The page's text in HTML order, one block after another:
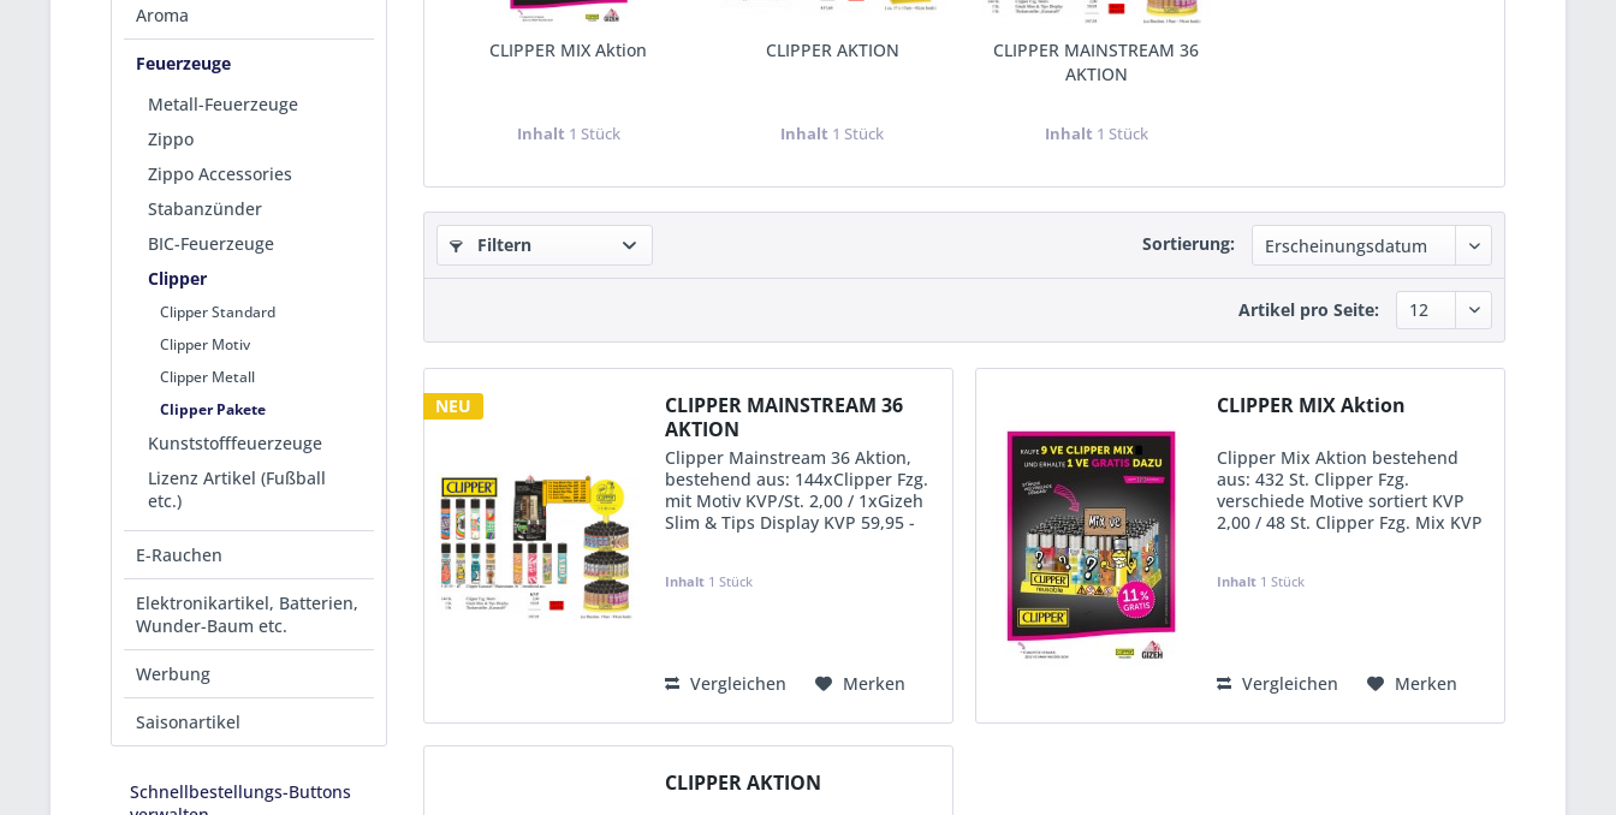
Aroma
Feuerzeuge
Metall-Feuerzeuge
Zippo
Zippo Accessories
Stabanzünder
BIC-Feuerzeuge
Clipper
Clipper Standard
Clipper Motiv
Clipper Metall
Clipper Pakete
Kunststofffeuerzeuge
Lizenz Artikel (Fußball
etc.)
E-Rauchen
Elektronikartikel, Batterien,
Wunder-Baum etc.
Werbung
Saisonartikel
Schnellbestellungs-Buttons
CLIPPER MIX Aktion
Inhalt 1 Stück
CLIPPER AKTION
Inhalt 1 Stück
CLIPPER MAINSTREAM 36
AKTION
Inhalt 1 Stück
Filtern Sortierung:
Artikel pro Seite:
NEU
CLIPPER MAINSTREAM 36
AKTION
Clipper Mainstream 36 Aktion,
bestehend aus: 144xClipper Fzg.
mit Motiv KVP/St. 2,00 / 1xGizeh
Slim & Tips Display KVP 59,95 -
19cm - 54cm hoch)
Inhalt 1 Stück
Vergleichen Merken
CLIPPER MIX Aktion
Clipper Mix Aktion bestehend
aus: 432 St. Clipper Fzg.
verschiede Motive sortiert KVP
2,00 / 48 St. Clipper Fzg. Mix KVP
Inhalt 1 Stück
Vergleichen Merken
CLIPPER AKTION